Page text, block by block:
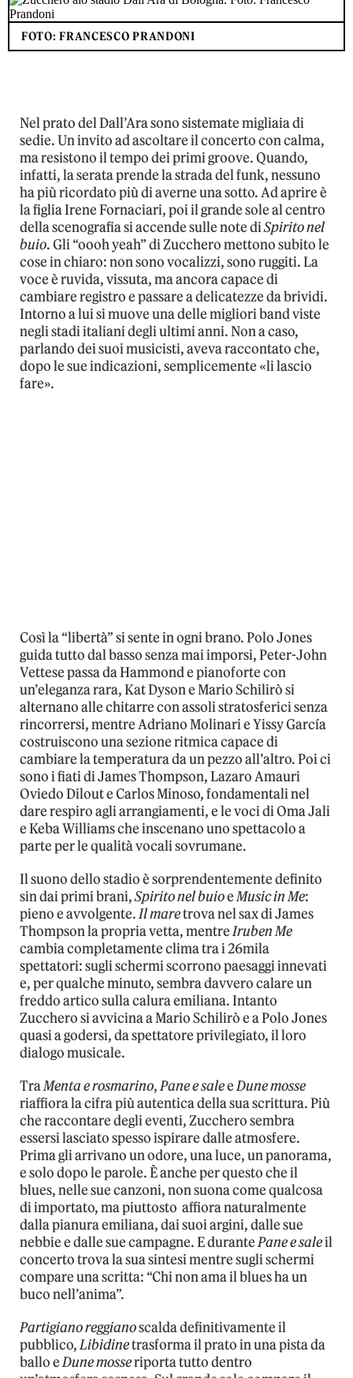
FOTO: FRANCESCO PRANDONI
Nel prato del Dall’Ara sono sistemate migliaia di
sedie. Un invito ad ascoltare il concerto con calma,
ma resistono il tempo dei primi groove. Quando,
infatti, la serata prende la strada del funk, nessuno
ha più ricordato più di averne una sotto. Ad aprire è
la figlia Irene Fornaciari, poi il grande sole al centro
della scenografia si accende sulle note diSpirito nel
buio. Gli “oooh yeah” di Zucchero mettono subito le
cose in chiaro: non sono vocalizzi, sono ruggiti. La
voce è ruvida, vissuta, ma ancora capace di
cambiare registro e passare a delicatezze da brividi.
Intorno a lui si muove una delle migliori band viste
negli stadi italiani degli ultimi anni. Non a caso,
parlando dei suoi musicisti, aveva raccontato che,
dopo le sue indicazioni, semplicemente «li lascio
fare».
Così la “libertà” si sente in ogni brano. Polo Jones
guida tutto dal basso senza mai imporsi, Peter-John
Vettese passa da Hammond e pianoforte con
un’eleganza rara, Kat Dyson e Mario Schilirò si
alternano alle chitarre con assoli stratosferici senza
rincorrersi, mentre Adriano Molinari e Yissy García
costruiscono una sezione ritmica capace di
cambiare la temperatura da un pezzo all’altro. Poi ci
sono i fiati di James Thompson, Lazaro Amauri
Oviedo Dilout e Carlos Minoso, fondamentali nel
dare respiro agli arrangiamenti, e le voci di Oma Jali
e Keba Williams che inscenano uno spettacolo a
parte per le qualità vocali sovrumane.
Il suono dello stadio è sorprendentemente definito
sin dai primi brani,Spirito nel buioeMusic in Me:
pieno e avvolgente.Il maretrova nel sax di James
Thompson la propria vetta, mentreIruben Me
cambia completamente clima tra i 26mila
spettatori: sugli schermi scorrono paesaggi innevati
e, per qualche minuto, sembra davvero calare un
freddo artico sulla calura emiliana. Intanto
Zucchero si avvicina a Mario Schilirò e a Polo Jones
quasi a godersi, da spettatore privilegiato, il loro
dialogo musicale.
TraMenta e rosmarino,Pane e saleeDune mosse
riaffiora la cifra più autentica della sua scrittura. Più
che raccontare degli eventi, Zucchero sembra
essersi lasciato spesso ispirare dalle atmosfere.
Prima gli arrivano un odore, una luce, un panorama,
e solo dopo le parole. È anche per questo che il
blues, nelle sue canzoni, non suona come qualcosa
di importato, ma piuttosto affiora naturalmente
dalla pianura emiliana, dai suoi argini, dalle sue
nebbie e dalle sue campagne. E durantePane e saleil
concerto trova la sua sintesi mentre sugli schermi
compare una scritta: “Chi non ama il blues ha un
buco nell’anima”.
Partigiano reggianoscalda definitivamente il
pubblico,Libidinetrasforma il prato in una pista da
ballo eDune mosseriporta tutto dentro